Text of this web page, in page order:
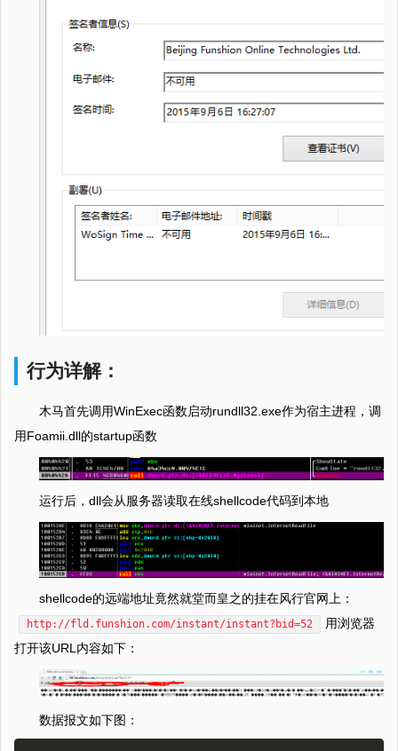
行为详解：
木马首先调用WinExec函数启动rundll32.exe作为宿主进程，调
用Foamii.dll的startup函数
运行后，dll会从服务器读取在线shellcode代码到本地
shellcode的远端地址竟然就堂而皇之的挂在风行官网上：
http://fld.funshion.com/instant/instant?bid=52
用浏览器
打开该URL内容如下：
数据报文如下图：